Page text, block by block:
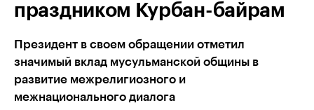
праздником Курбан-байрам
Президент в своем обращении отметил
значимый вклад мусульманской общины в
развитие межрелигиозного и
межнационального диалога